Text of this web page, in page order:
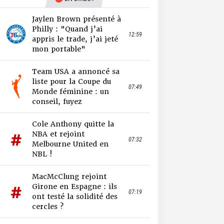
Jaylen Brown présenté à
Philly : "Quand j’ai
appris le trade, j’ai jeté
mon portable"
12:59
Team USA a annoncé sa
liste pour la Coupe du
Monde féminine : un
conseil, fuyez
07:49
Cole Anthony quitte la
NBA et rejoint
Melbourne United en
NBL !
07:32
MacMcClung rejoint
Girone en Espagne : ils
ont testé la solidité des
cercles ?
07:19